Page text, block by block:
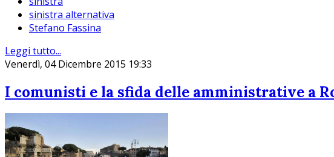
sinistra alternativa
Stefano Fassina
Leggi tutto...
Venerdì, 04 Dicembre 2015 19:33
I comunisti e la sfida delle amministrative a